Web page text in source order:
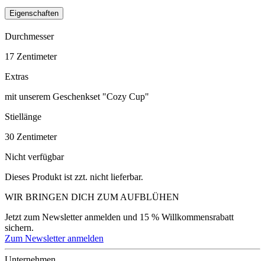
Eigenschaften
Durchmesser
17 Zentimeter
Extras
mit unserem Geschenkset "Cozy Cup"
Stiellänge
30 Zentimeter
Nicht verfügbar
Dieses Produkt ist zzt. nicht lieferbar.
WIR BRINGEN DICH ZUM AUFBLÜHEN
Jetzt zum Newsletter anmelden und 15 % Willkommensrabatt
sichern.
Zum Newsletter anmelden